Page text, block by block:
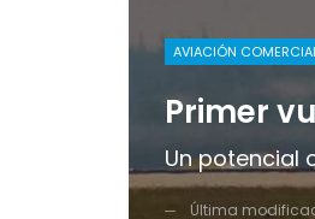
AVIACIÓN
Primer
Un potencial
Última